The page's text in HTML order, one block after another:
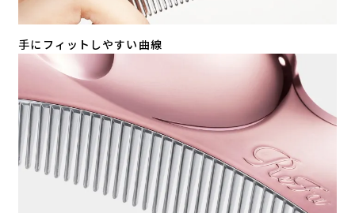
手にフィットしやすい曲線